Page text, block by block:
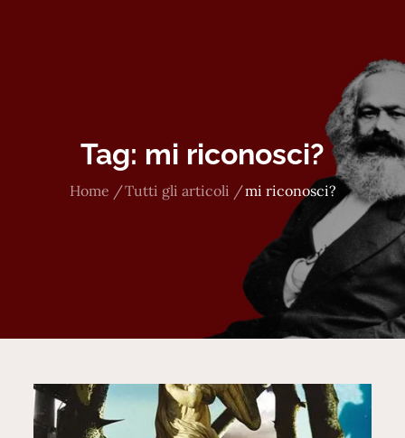
Tag: mi riconosci?
Home Tutti gli articoli mi riconosci?